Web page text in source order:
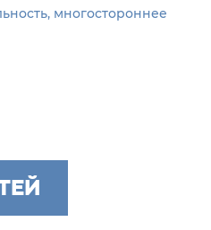
многостороннее